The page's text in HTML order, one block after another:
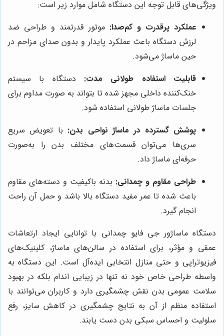
ویژگی‌های قابل توجه این دستگاه شامل موارد زیر است:
عملکرد پرقدرت و کم‌صدا: موتور قدرتمند و طراحی ضد
لرزش دستگاه باعث عملکرد پایدار و بدون صدای مزاحم در
حین ماساژ می‌شود.
قابلیت استفاده طولانی مدت:
دستگاه با سیستم
خنک‌کننده داخلی مجهز شده تا بتواند به صورت مداوم برای
جلسات ماساژ طولانی استفاده شود.
پوشش گسترده در ماساژ نواحی بدن: با تعویض سریع
سری‌ها می‌توان قسمت‌های مختلف بدن را به‌صورت
حرفه‌ای ماساژ داد.
طراحی مقاوم و چمدانی: بدنه باکیفیت و دسته‌های مقاوم
باعث شده تا عمر مفید دستگاه بالا باشد و حمل آن راحت
انجام گیرد.
دستگاه ماساژور جی فایو چمدانی با توانایی ایجاد ارتعاشات
عمقی و مؤثر، برای استفاده در سالن‌های ماساژ، کلینیک‌های
فیزیوتراپی و حتی منازل انتخابی ایده‌آل است. این دستگاه به
واسطه طراحی خاص خود نه تنها در زیبایی اندام بلکه در بهبود
سلامت عمومی بدن نقش چشمگیری دارد و کاربران می‌توانند با
استفاده منظم از آن به نتایج چشمگیری در کاهش سایز، رفع
سلولیت و احساس سبکی بدن دست یابند.